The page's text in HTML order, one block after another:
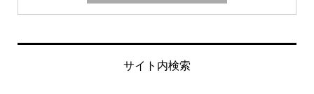
サイト内検索